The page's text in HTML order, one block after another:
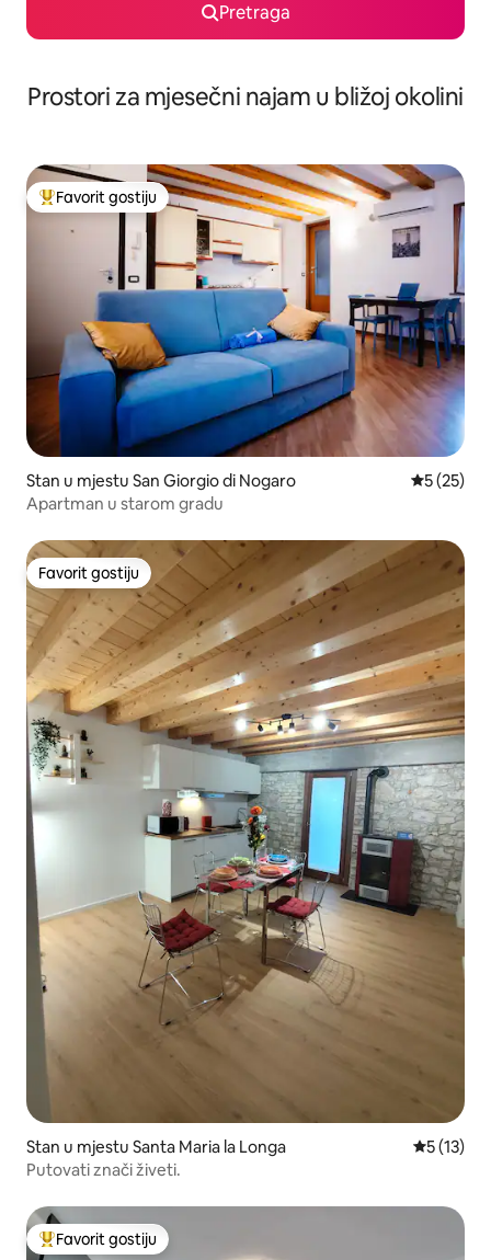
Pretraga
Prostori za mjesečni najam u bližoj okolini
Glavni favorit gostiju
Favorit gostiju
Stan u mjestu San Giorgio di Nogaro prosječna
5 (25)
Apartman u starom gradu
Favorit gostiju
Favorit gostiju
Stan u mjestu Santa Maria la Longa prosječna
5 (13)
Putovati znači živeti.
Glavni favorit gostiju
Favorit gostiju